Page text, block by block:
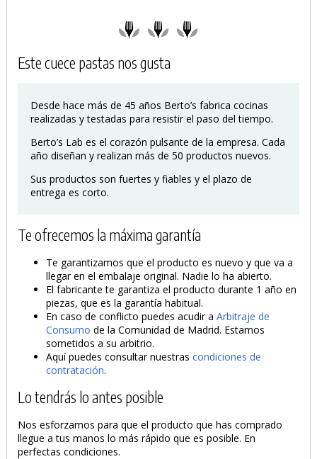
Este cuece pastas nos gusta
Desde hace más de 45 años Berto’s fabrica cocinas
realizadas y testadas para resistir el paso del tiempo.
Berto’s Lab es el corazón pulsante de la empresa. Cada
año diseñan y realizan más de 50 productos nuevos.
Sus productos son fuertes y fiables y el plazo de
entrega es corto.
Te ofrecemos la máxima garantía
Te garantizamos que el producto es nuevo y que va a
llegar en el embalaje original. Nadie lo ha abierto.
El fabricante te garantiza el producto durante 1 año en
piezas, que es la garantía habitual.
En caso de conflicto puedes acudir aArbitraje de
Consumo de la Comunidad de Madrid. Estamos
sometidos a su arbitrio.
Aquí puedes consultar nuestrascondiciones de
contratación.
Lo tendrás lo antes posible
Nos esforzamos para que el producto que has comprado
llegue a tus manos lo más rápido que es posible. En
perfectas condiciones.